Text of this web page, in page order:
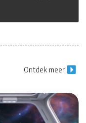
Ontdek meer